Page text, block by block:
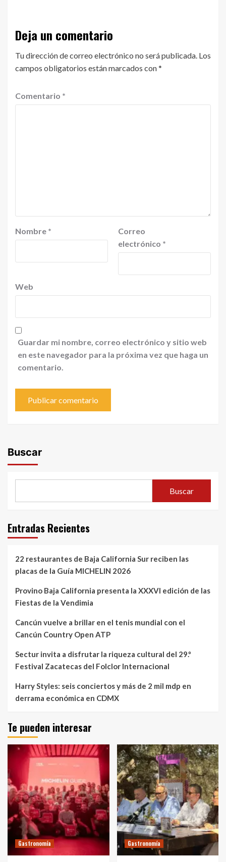
Deja un comentario
Tu dirección de correo electrónico no será publicada. Los
campos obligatorios están marcados con*
Comentario *
Nombre *
Correo
electrónico *
Web
Guardar mi nombre, correo electrónico y sitio web
en este navegador para la próxima vez que haga un
comentario.
Buscar
Buscar
Entradas Recientes
22 restaurantes de Baja California Sur reciben las
placas de la Guía MICHELIN 2026
Provino Baja California presenta la XXXVI edición de las
Fiestas de la Vendimia
Cancún vuelve a brillar en el tenis mundial con el
Cancún Country Open ATP
Sectur invita a disfrutar la riqueza cultural del 29.º
Festival Zacatecas del Folclor Internacional
Harry Styles: seis conciertos y más de 2 mil mdp en
derrama económica en CDMX
Te pueden interesar
Gastronomía Gastronomía